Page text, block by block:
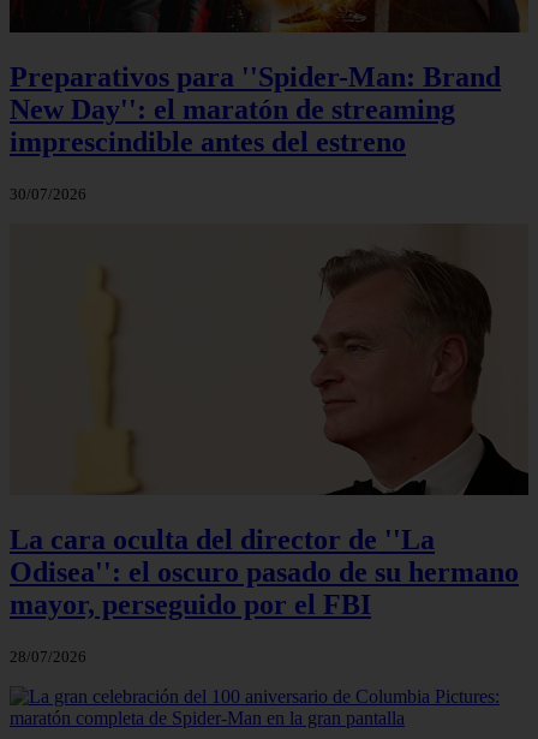
Preparativos para ''Spider-Man: Brand
New Day'': el maratón de streaming
imprescindible antes del estreno
30/07/2026
La cara oculta del director de ''La
Odisea'': el oscuro pasado de su hermano
mayor, perseguido por el FBI
28/07/2026